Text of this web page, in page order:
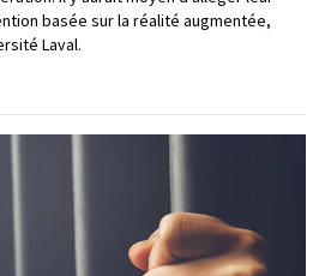
basée sur la réalité augmentée,
Laval.